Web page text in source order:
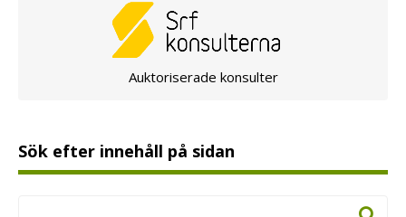
Auktoriserade konsulter
Sök efter innehåll på sidan